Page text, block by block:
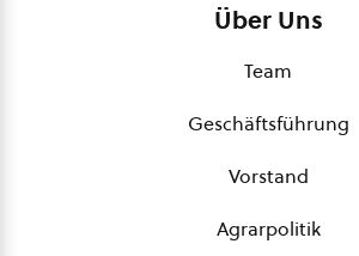
Über Uns
Team
Geschäftsführung
Vorstand
Agrarpolitik